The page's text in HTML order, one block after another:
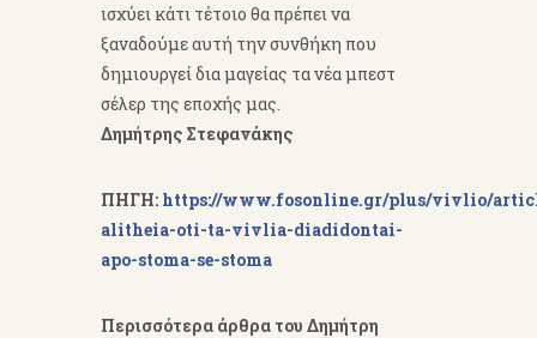
ισχύει κάτι τέτοιο θα πρέπει να
ξαναδούμε αυτή την συνθήκη που
δημιουργεί δια μαγείας τα νέα μπεστ
σέλερ της εποχής μας.
Δημήτρης Στεφανάκης
ΠΗΓΗ: https://www.fosonline.gr/plus/vivlio/
alitheia-oti-ta-vivlia-diadidontai-
apo-stoma-se-stoma
Περισσότερα άρθρα του Δημήτρη